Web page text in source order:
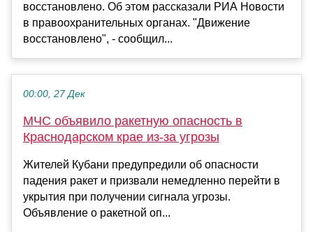
восстановлено. Об этом рассказали РИА Новости
в правоохранительных органах. "Движение
восстановлено", - сообщил...
00:00, 27 Дек
МЧС объявило ракетную опасность в
Краснодарском крае из-за угрозы
Жителей Кубани предупредили об опасности
падения ракет и призвали немедленно перейти в
укрытия при получении сигнала угрозы.
Объявление о ракетной оп...